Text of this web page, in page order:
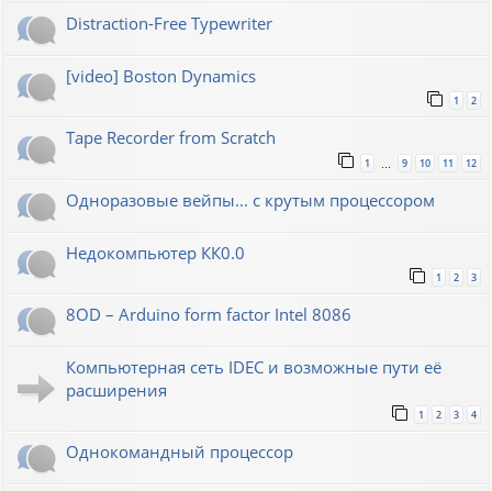
Distraction-Free Typewriter
[video] Boston Dynamics
1 2
Tape Recorder from Scratch
1 9 10 11 12
Одноразовые вейпы... с крутым процессором
Недокомпьютер КК0.0
1 2 3
8OD – Arduino form factor Intel 8086
Компьютерная сеть IDEC и возможные пути её
расширения
1 2 3 4
Однокомандный процессор